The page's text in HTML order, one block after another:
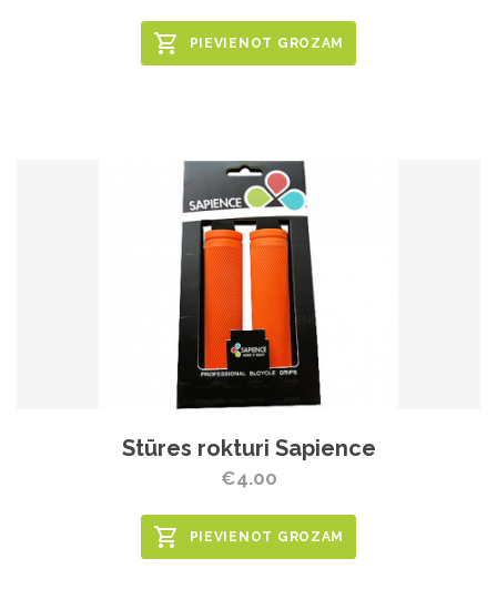
PIEVIENOT GROZAM
Stūres rokturi Sapience
€4.00
PIEVIENOT GROZAM